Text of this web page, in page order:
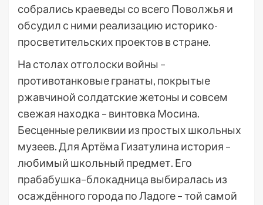
собрались краеведы со всего Поволжья и
обсудил с ними реализацию историко-
просветительских проектов в стране.
На столах отголоски войны –
противотанковые гранаты, покрытые
ржавчиной солдатские жетоны и совсем
свежая находка – винтовка Мосина.
Бесценные реликвии из простых школьных
музеев. Для Артёма Гизатулина история –
любимый школьный предмет. Его
прабабушка–блокадница выбиралась из
осаждённого города по Ладоге – той самой